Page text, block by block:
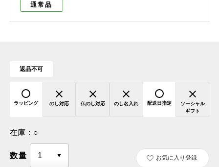
通常品
返品不可
ラッピング のし対応 仏のし対応 のし名入れ 配送日指定
ソーシャル
ギフト
在庫： ○
数量 お気に入り登録